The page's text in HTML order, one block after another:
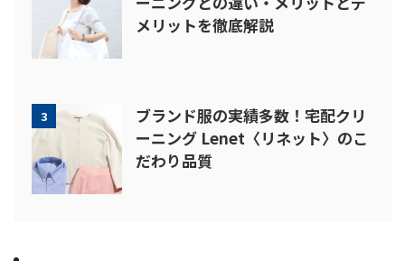
メリットを徹底解説
3
ブランド服の実績多数！宅配クリ
ーニング Lenet〈リネット〉のこ
だわり品質